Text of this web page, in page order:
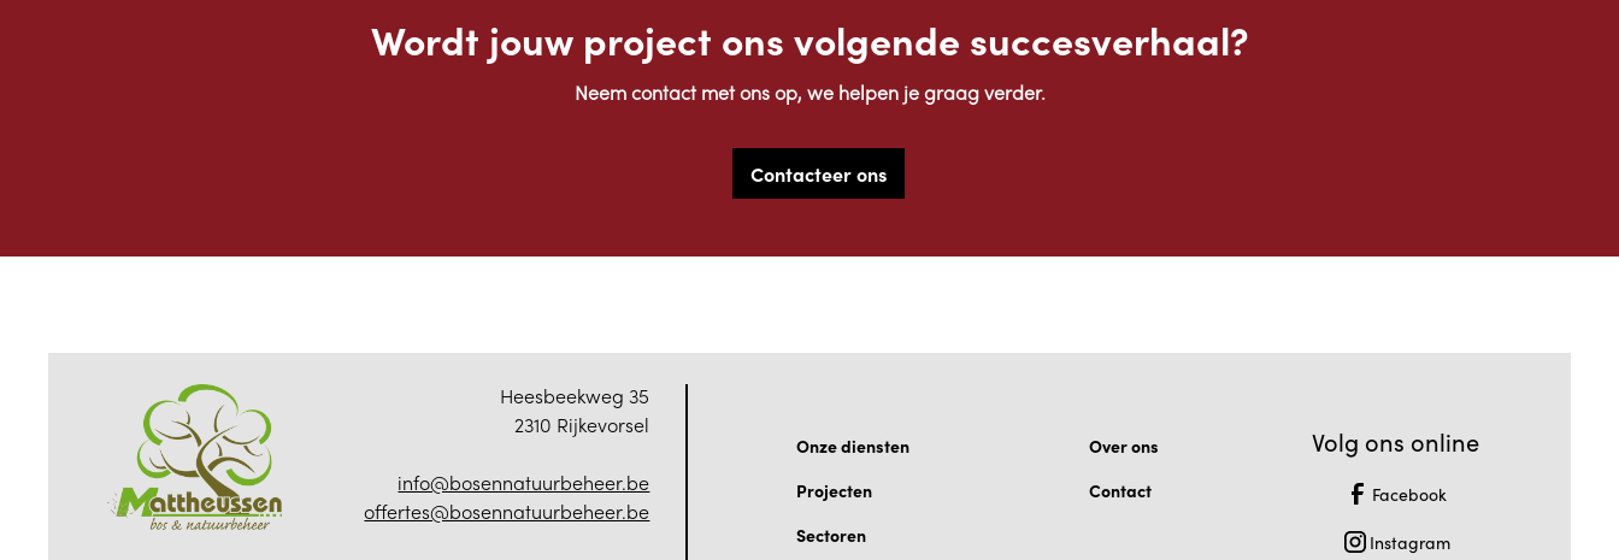
Wordt jouw project ons volgende succesverhaal?
Neem contact met ons op, we helpen je graag verder.
Contacteer ons
Heesbeekweg 35
2310 Rijkevorsel
info@bosennatuurbeheer.be
offertes@bosennatuurbeheer.be
Onze diensten
Projecten
Sectoren
Over ons
Contact
Volg ons online
Facebook
Instagram